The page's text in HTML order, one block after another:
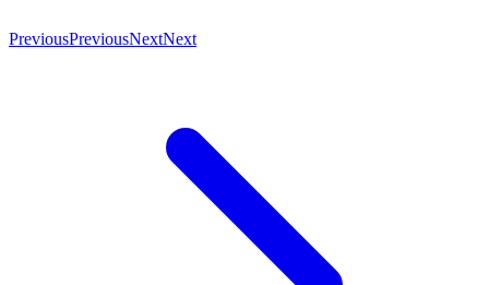
PreviousPreviousNextNext